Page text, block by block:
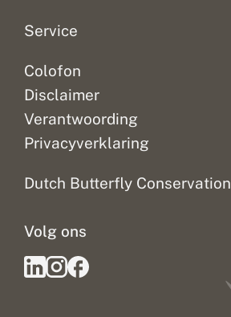
Service
Colofon
Disclaimer
Verantwoording
Privacyverklaring
Dutch Butterfly Conservation
Volg ons